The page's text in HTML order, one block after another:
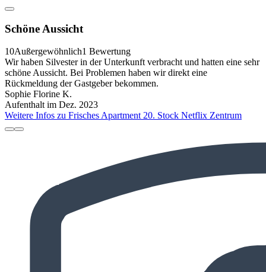
Schöne Aussicht
10Außergewöhnlich1 Bewertung
Wir haben Silvester in der Unterkunft verbracht und hatten eine sehr
schöne Aussicht. Bei Problemen haben wir direkt eine
Rückmeldung der Gastgeber bekommen.
Sophie Florine K.
Aufenthalt im Dez. 2023
Weitere Infos zu Frisches Apartment 20. Stock Netflix Zentrum